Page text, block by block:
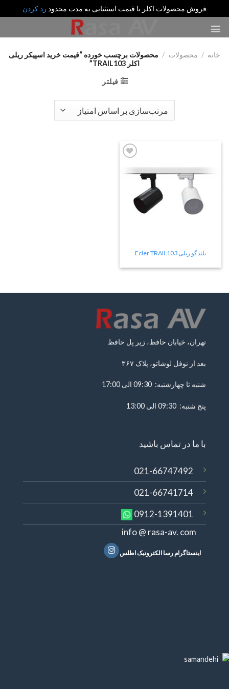
فروش محصولات اکلر با قیمت استثنایی به مدت محدود رد کردن
خانه / محصولات / محصولات برچسب خورده “قیمت خرید اسپیکر ریلی
اکلر TRAIL103”
فیلتر
بلندگو ریلی Ecler TRAIL103
تهران، خیابان حافظ، زیر پل حافظ
بعد از نوفل لوشاتو، پلاک ۳۶۷
شنبه تا چهارشنبه: 09:30 الی 17:00
پنج شنبه: 09:30 الی 13:00
با ما در تماس باشید
021-66747492
021-66741714
0912-1391401
info @ rasa-av. com
اینستاگرام رسا الکترونیک اطلس